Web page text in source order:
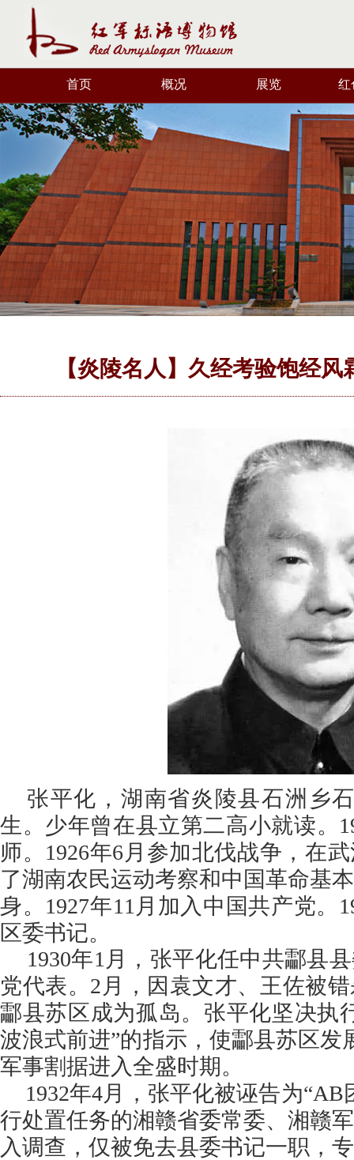
首页 概况 展览 红
【炎陵名人】久经考验饱经
张平化，湖南省炎陵县石洲乡
生。少年曾在县立第二高小就读。
师。1926年6月参加北伐战争，在
了湖南农民运动考察和中国革命基
身。1927年11月加入中国共产党。
区委书记。
1930年1月，张平化任中共酃县
党代表。2月，因袁文才、王佐被
酃县苏区成为孤岛。张平化坚决执
波浪式前进”的指示，使酃县苏区发
军事割据进入全盛时期。
1932年4月，张平化被诬告为
行处置任务的湘赣省委常委、湘赣
入调查，仅被免去县委书记一职，